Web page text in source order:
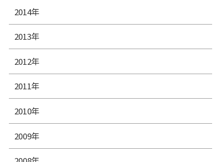
2014年
2013年
2012年
2011年
2010年
2009年